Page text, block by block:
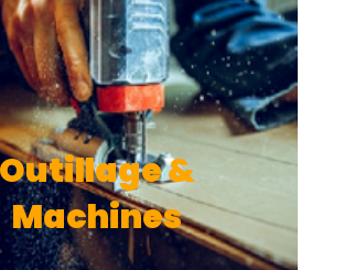
Outillage &
Machines